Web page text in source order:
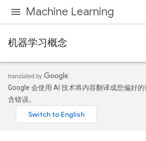
Machine Learning
机器学习概念
Google 会使用 AI 技术将内容翻译成您偏好
含错误。